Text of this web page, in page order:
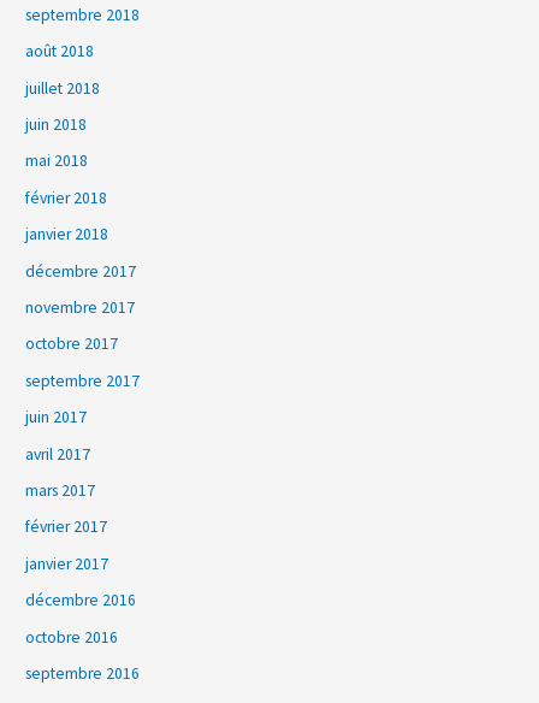
septembre 2018
août 2018
juillet 2018
juin 2018
mai 2018
février 2018
janvier 2018
décembre 2017
novembre 2017
octobre 2017
septembre 2017
juin 2017
avril 2017
mars 2017
février 2017
janvier 2017
décembre 2016
octobre 2016
septembre 2016